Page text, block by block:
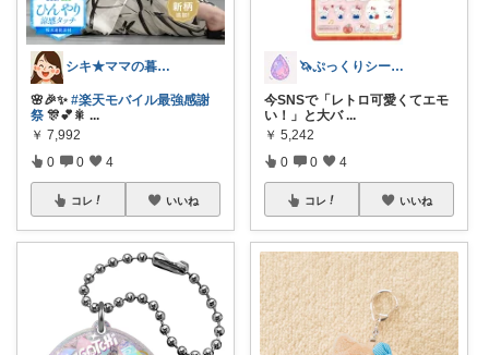
シキ★ママの暮らし、キッズ
🌸🎉✨ #楽天モバイル最強感謝
祭 🎊💕🎇 ...
￥ 7,992
0 0 4
コレ いいね
🦄ぷっくりシール屋さん🍬
今SNSで「レトロ可愛くてエモ
い！」と大バ ...
￥ 5,242
0 0 4
コレ いいね